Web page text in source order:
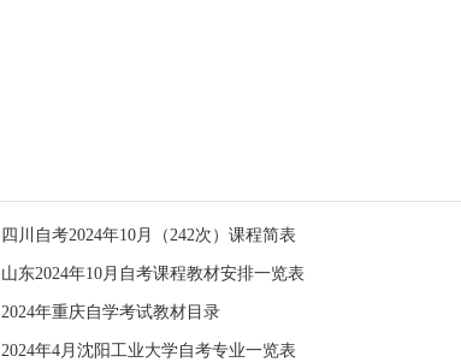
四川自考2024年10月（242次）课程简表
山东2024年10月自考课程教材安排一览表
2024年重庆自学考试教材目录
2024年4月沈阳工业大学自考专业一览表